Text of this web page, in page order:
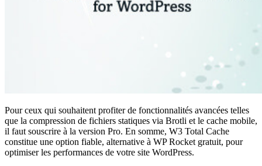
Pour ceux qui souhaitent profiter de fonctionnalités avancées telles
que la compression de fichiers statiques via Brotli et le cache mobile,
il faut souscrire à la version Pro. En somme, W3 Total Cache
constitue une option fiable, alternative à WP Rocket gratuit, pour
optimiser les performances de votre site WordPress.